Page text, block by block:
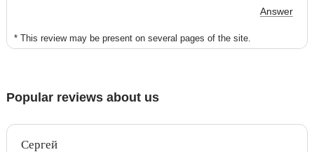
Answer
* This review may be present on several pages of the site.
Popular reviews about us
Сергей